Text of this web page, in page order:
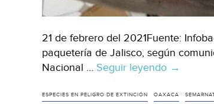
21 de febrero del 2021Fuente:
paquetería de Jalisco, según
Nacional … Seguir leyendo Oaxaca-
de
→
ESPECIES EN PELIGRO DE EXTINCIÓN OAXACA